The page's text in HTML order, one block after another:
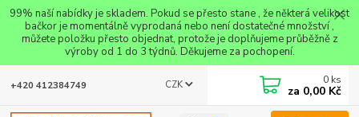
99% naší nabídky je skladem. Pokud se přesto stane , že některá velikost
bačkor je momentálně vyprodaná nebo není dostatečné množství ,
můžete položku přesto objednat, protože je doplňujeme průběžně z
výroby od 1 do 3 týdnů. Děkujeme za pochopení.
CZK
+420 412384749 0 ks
za 0,00 Kč